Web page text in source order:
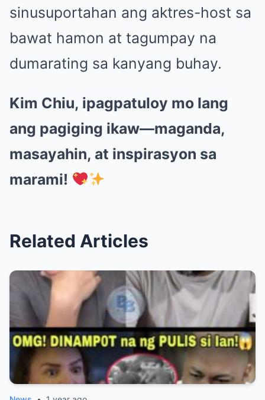
sinusuportahan ang aktres-host sa
bawat hamon at tagumpay na
dumarating sa kanyang buhay.
Kim Chiu, ipagpatuloy mo lang
ang pagiging ikaw—maganda,
masayahin, at inspirasyon sa
marami!
Related Articles